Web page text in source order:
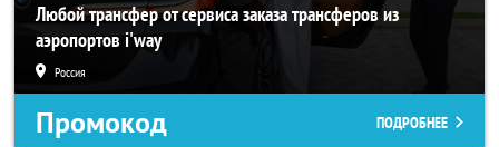
Любой трансфер от сервиса заказа трансферов из
аэропортов i'way
Россия
Промокод ПОДРОБНЕЕ